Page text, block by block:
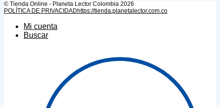
© Tienda Online - Planeta Lector Colombia 2026
POLÍTICA DE PRIVACIDADhttps://tienda.planetalector.com.co
Mi cuenta
Buscar